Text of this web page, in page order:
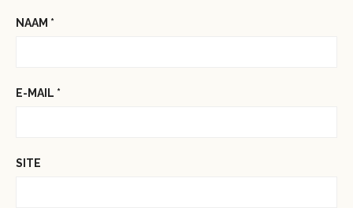
NAAM *
E-MAIL *
SITE